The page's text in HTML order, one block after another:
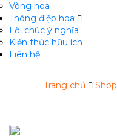
Vòng hoa
Thông điệp hoa
Lời chúc ý nghĩa
Kiến thức hữu ích
Liên hệ
Trang chủ Shop